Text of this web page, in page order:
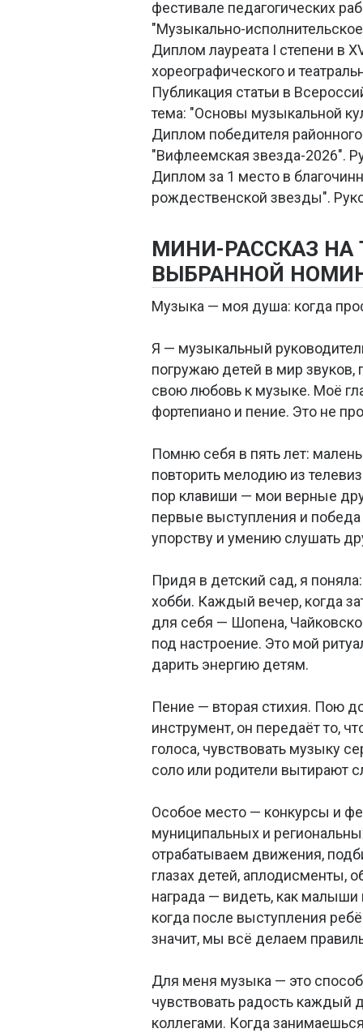
фестивале педагогических
"Музыкально-
Диплом лауреата I степени в
хореографического и
Публикация статьи в
тема: "Основы музыкальной
Диплом победителя
"Вифлеемская звезда-2026".
Диплом за 1 место в
рождественской звезды".
МИНИ-РАССКАЗ
ВЫБРАННОЙ
Музыка — моя душа: когда
Я — музыкальный
погружаю детей в мир
свою любовь к музыке. Моё
фортепиано и пение. Это не
Помню себя в пять лет:
повторить мелодию из
пор клавиши — мои верные
первые выступления и
упорству и умению слушать
Придя в детский сад, я
хобби. Каждый вечер, когда
для себя — Шопена,
под настроение. Это мой
дарить энергию детям.
Пение — вторая стихия. Пою
инструмент, он передаёт то,
голоса, чувствовать музыку
соло или родители вытирают
Особое место — конкурсы и
муниципальных и
отрабатываем движения,
глазах детей, аплодисменты,
награда — видеть, как
когда после выступления
значит, мы всё делаем
Для меня музыка — это
чувствовать радость каждый
коллегами. Когда